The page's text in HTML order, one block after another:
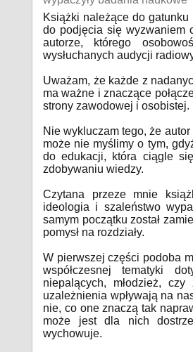
Książki należące do
do podjęcia się wyzwaniem
autorze, którego
wysłuchanych audycji
Uważam, że każde z
ma ważne i znaczące
strony zawodowej i osobistej.
Nie wykluczam tego, że
może nie myślimy o tym,
do edukacji, która ciągle
zdobywaniu wiedzy.
Czytana przeze mnie
ideologia i szaleństwo
samym początku został
pomysł na rozdziały.
W pierwszej części podoba
współczesnej tematyki
niepalących, młodzież,
uzależnienia wpływają na
nie, co one znaczą tak
może jest dla nich
wychowuje.